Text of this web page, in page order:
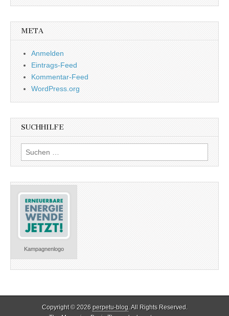
META
Anmelden
Eintrags-Feed
Kommentar-Feed
WordPress.org
SUCHHILFE
Suchen
nach:
Kampagnenlogo
Copyright © 2026 perpetu-blog. All Rights Reserved.